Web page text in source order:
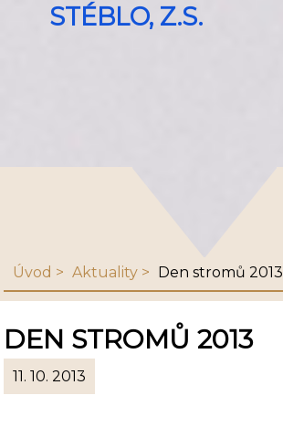
STÉBLO, Z.S.
Úvod Aktuality Den stromů 2013
DEN STROMŮ 2013
11. 10. 2013